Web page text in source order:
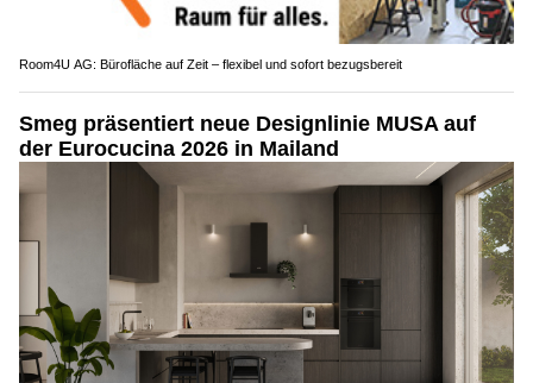
Room4U AG: Bürofläche auf Zeit – flexibel und sofort bezugsbereit
Smeg präsentiert neue Designlinie MUSA auf
der Eurocucina 2026 in Mailand